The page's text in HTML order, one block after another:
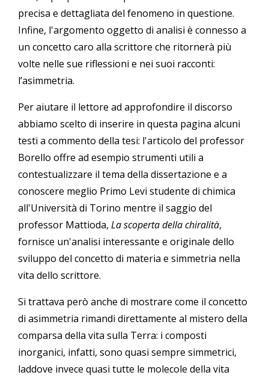
precisa e dettagliata del fenomeno in questione.
Infine, l'argomento oggetto di analisi è connesso a
un concetto caro alla scrittore che ritornerà più
volte nelle sue riflessioni e nei suoi racconti:
l’asimmetria.
Per aiutare il lettore ad approfondire il discorso
abbiamo scelto di inserire in questa pagina alcuni
testi a commento della tesi: l'articolo del professor
Borello offre ad esempio strumenti utili a
contestualizzare il tema della dissertazione e a
conoscere meglio Primo Levi studente di chimica
all'Università di Torino mentre il saggio del
professor Mattioda, La scoperta della chiralità,
fornisce un'analisi interessante e originale dello
sviluppo del concetto di materia e simmetria nella
vita dello scrittore.
Si trattava però anche di mostrare come il concetto
di asimmetria rimandi direttamente al mistero della
comparsa della vita sulla Terra: i composti
inorganici, infatti, sono quasi sempre simmetrici,
laddove invece quasi tutte le molecole della vita